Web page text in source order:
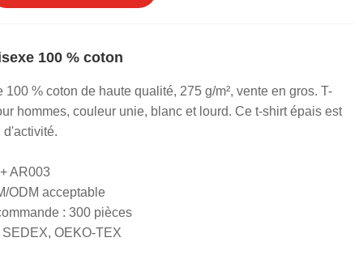
100 % coton
100 % coton de haute qualité, 275 g/m², vente en gros. T-
hommes, couleur unie, blanc et lourd. Ce t-shirt épais est
d'activité.
AR003
ODM acceptable
: 300 pièces
OEKO-TEX